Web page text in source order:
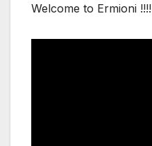
Welcome to Ermioni !!!!